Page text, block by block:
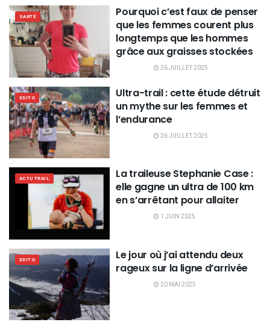
SANTÉ
Pourquoi c’est faux de penser
que les femmes courent plus
longtemps que les hommes
grâce aux graisses stockées
26 JUILLET 2025
EDITO
Ultra-trail : cette étude détruit
un mythe sur les femmes et
l’endurance
26 JUILLET 2025
ACTU TRAIL
La traileuse Stephanie Case :
elle gagne un ultra de 100 km
en s’arrêtant pour allaiter
1 JUIN 2025
EDITO
Le jour où j’ai attendu deux
rageux sur la ligne d’arrivée
20 MAI 2025